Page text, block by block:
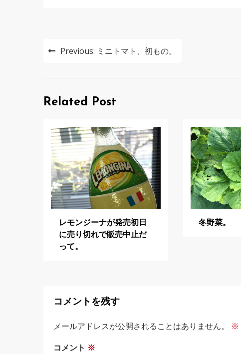
投
ビ
ー
シ
ョ
ン
Previous: ミニトマト、初もの。
Related Post
レモンジーナが発売初日
に売り切れで販売中止だ
って。
冬野菜。
コメントを残す
メールアドレスが公開されることはありません。 ※
コメント ※